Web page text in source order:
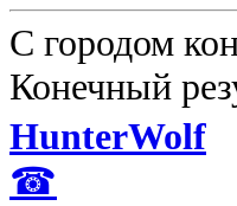
С городом
Конечный
HunterWolf
☎